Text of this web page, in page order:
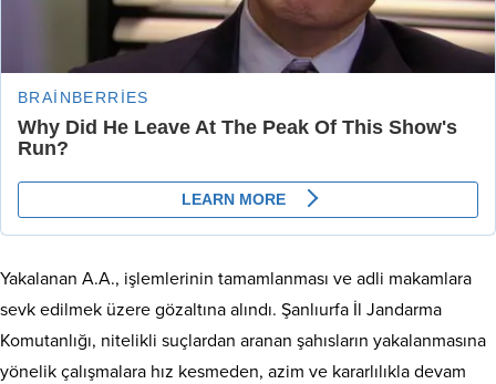
Yakalanan A.A., işlemlerinin tamamlanması ve adli makamlara
sevk edilmek üzere gözaltına alındı. Şanlıurfa İl Jandarma
Komutanlığı, nitelikli suçlardan aranan şahısların yakalanmasına
yönelik çalışmalara hız kesmeden, azim ve kararlılıkla devam